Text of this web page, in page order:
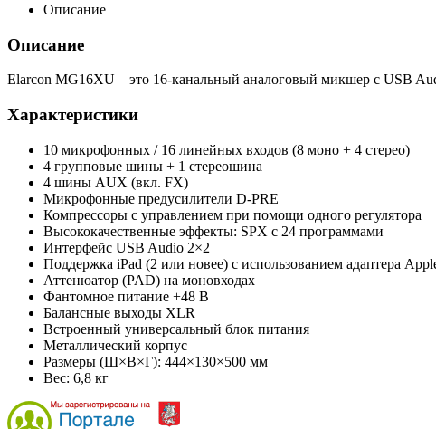
Описание
Описание
Elarcon MG16XU – это 16-канальный аналоговый микшер с USB
Характеристики
10 микрофонных / 16 линейных входов (8 моно + 4 стерео)
4 групповые шины + 1 стереошина
4 шины AUX (вкл. FX)
Микрофонные предусилители D-PRE
Компрессоры с управлением при помощи одного регулятора
Высококачественные эффекты: SPX с 24 программами
Интерфейс USB Audio 2×2
Поддержка iPad (2 или новее) с использованием адаптера
Аттенюатор (PAD) на моновходах
Фантомное питание +48 В
Балансные выходы XLR
Встроенный универсальный блок питания
Металлический корпус
Размеры (Ш×В×Г): 444×130×500 мм
Вес: 6,8 кг